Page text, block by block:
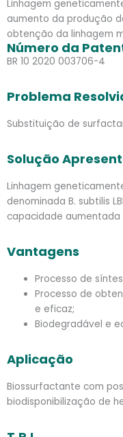
Linhagem
aumento da produção
obtenção da linhagem
Número da
BR 10 2020 003706-4
Problema
Substituição de
Solução
Linhagem
denominada B. subtilis
capacidade
Vantagens
Processo de
Processo de
e eficaz;
Biodegradável e
Aplicação
Biossurfactante com
biodisponibilização de